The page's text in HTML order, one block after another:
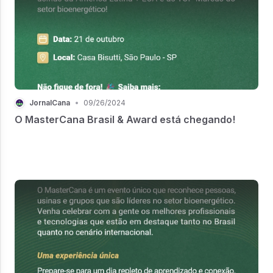
JornalCana • 09/26/2024
O MasterCana Brasil & Award está chegando!